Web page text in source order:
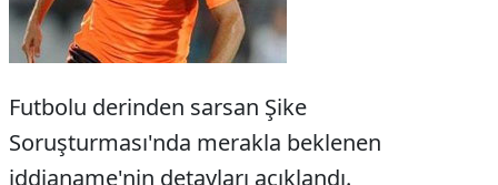
Futbolu derinden sarsan Şike
Soruşturması'nda merakla beklenen
iddianame'nin detayları açıklandı.